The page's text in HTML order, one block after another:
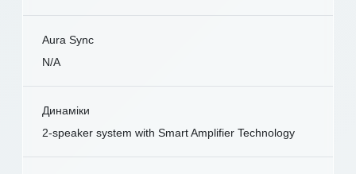
Aura Sync
N/A
Динаміки
2-speaker system with Smart Amplifier Technology